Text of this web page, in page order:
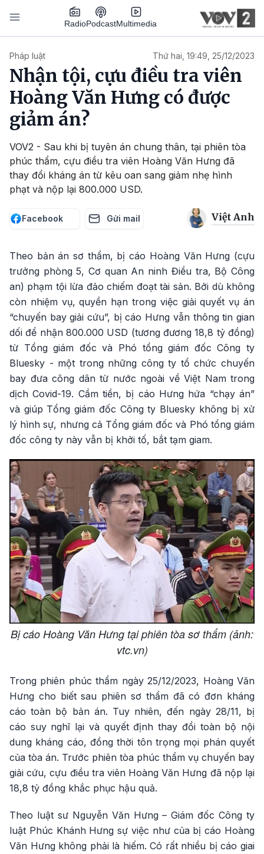
Nhảy đến nội dung
RadioPodcastMultimedia
Pháp luật Thứ hai, 19:49, 25/12/2023
Nhận tội, cựu điều tra viên
Hoàng Văn Hưng có được
giảm án?
VOV2 - Sau khi bị tuyên án chung thân, tại phiên tòa
phúc thẩm, cựu điều tra viên Hoàng Văn Hưng đã
thay đổi kháng án từ kêu oan sang giảm nhẹ hình
phạt và nộp lại 800.000 USD.
Facebook Gửi mail Việt Anh
Theo bản án sơ thẩm, bị cáo Hoàng Văn Hưng (cựu
trưởng phòng 5, Cơ quan An ninh Điều tra, Bộ Công
an) phạm tội lừa đảo chiếm đoạt tài sản. Bởi dù không
còn nhiệm vụ, quyền hạn trong việc giải quyết vụ án
“chuyến bay giải cứu”, bị cáo Hưng vẫn thông tin gian
dối để nhận 800.000 USD (tương đương 18,8 tỷ đồng)
từ Tổng giám đốc và Phó tổng giám đốc Công ty
Bluesky - một trong những công ty tổ chức chuyến
bay đưa công dân từ nước ngoài về Việt Nam trong
dịch Covid-19. Cầm tiền, bị cáo Hưng hứa “chạy án”
và giúp Tổng giám đốc Công ty Bluesky không bị xử
lý hình sự, nhưng cả Tổng giám đốc và Phó tổng giám
đốc công ty này vẫn bị khởi tố, bắt tạm giam.
Bị cáo Hoàng Văn Hưng tại phiên tòa sơ thẩm (ảnh:
vtc.vn)
Trong phiên phúc thẩm ngày 25/12/2023, Hoàng Văn
Hưng cho biết sau phiên sơ thẩm đã có đơn kháng
cáo toàn bộ bản án. Tuy nhiên, đến ngày 28/11, bị
cáo suy nghĩ lại và quyết định thay đổi toàn bộ nội
dung kháng cáo, đồng thời tôn trọng mọi phán quyết
của tòa án. Trước phiên tòa phúc thẩm vụ chuyến bay
giải cứu, cựu điều tra viên Hoàng Văn Hưng đã nộp lại
18,8 tỷ đồng khắc phục hậu quả.
Theo luật sư Nguyễn Văn Hưng – Giám đốc Công ty
luật Phúc Khánh Hưng sự việc như của bị cáo Hoàng
Văn Hưng không phải là hiếm. Có rất nhiều bị cáo giai